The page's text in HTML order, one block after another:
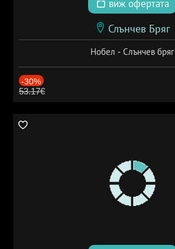
виж офертата
Слънчев Бряг
Нобел - Слънчев бряг
-30%
53.17€